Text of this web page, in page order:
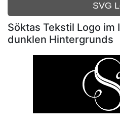
SVG
Söktas Tekstil Logo im
dunklen Hintergrunds